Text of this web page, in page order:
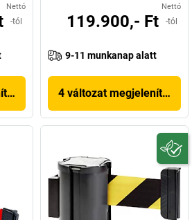
Nettó
-tól
Nettó
119.900,- Ft -tól
9-11 munkanap alatt
4 változat megjelenítése